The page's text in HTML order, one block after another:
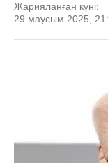
Жарияланған күні:
29 маусым 2025,